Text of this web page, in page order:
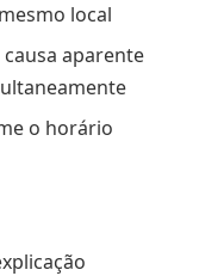
local
aparente
o horário